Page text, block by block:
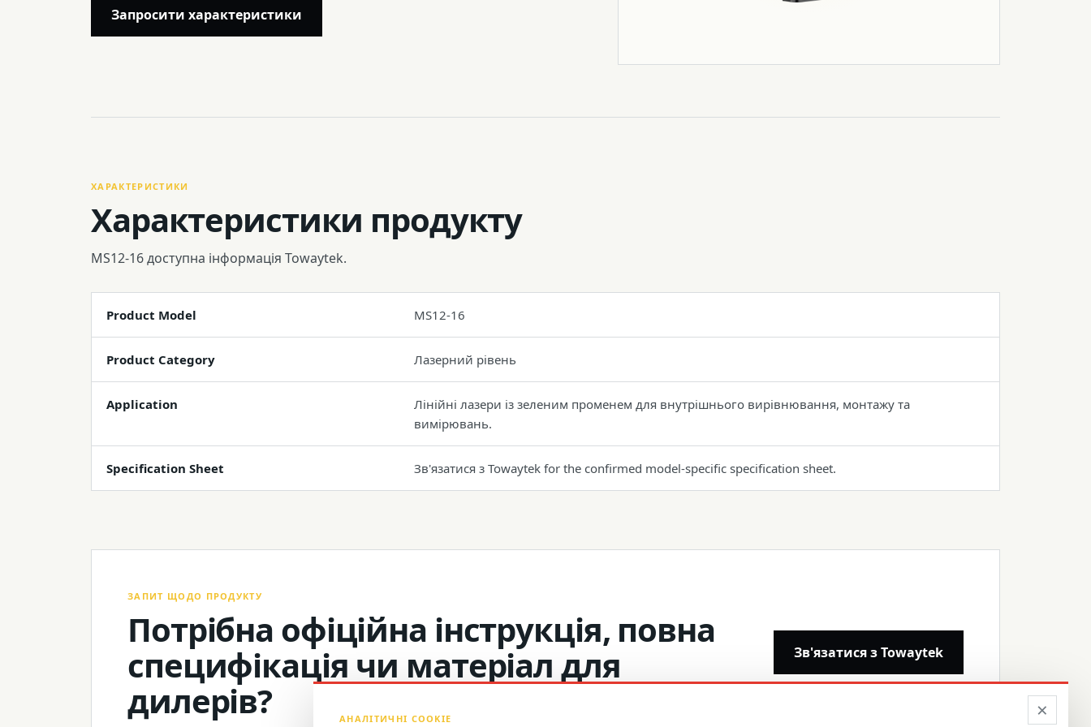
Запросити характеристики
ХАРАКТЕРИСТИКИ
Характеристики продукту
MS12-16 доступна інформація Towaytek.
Product Model MS12-16
Product Category Лазерний рівень
Application
Лінійні лазери із зеленим променем для внутрішнього вирівнювання, монтажу та
вимірювань.
Specification Sheet Зв'язатися з Towaytek for the confirmed model-specific specification sheet.
ЗАПИТ ЩОДО ПРОДУКТУ
Потрібна офіційна інструкція, повна
специфікація чи матеріал для
дилерів?
Зв'язатися з Towaytek
×
АНАЛІТИЧНІ COOKIE